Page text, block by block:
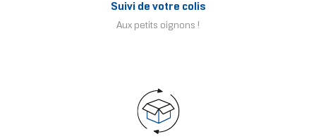
Suivi de votre colis
Aux petits oignons !